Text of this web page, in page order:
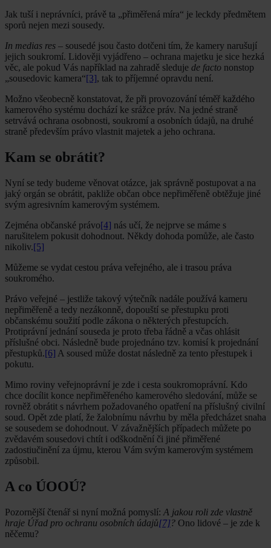
Jak tuší i neprávníci, právě ta „přiměřená míra“ je leckdy předmětem
sporů nejen mezi sousedy.
In medias res – sousedé jsou často dotčeni tím, že kamery narušují
jejich soukromí. Lidověji vyjádřeno – ochrana majetku je sice hezká
věc, ale pokud Vás například na zahradě sleduje de facto nonstop
„sousedovic kamera“[3], tak to příjemné opravdu není.
Možno všeobecně konstatovat, že při provozování téměř každého
kamerového systému dochází ke srážce práv. Na jedné straně
setrvává ochrana osobnosti, soukromí a osobních údajů, na druhé
straně především právo vlastnit majetek a jeho ochrana.
Kam se obrátit?
Nyní se tedy budeme věnovat otázce, jak správně postupovat a na
jaký orgán se obrátit, pakliže občan obce nepřiměřeně obtěžuje jiné
svým agresivním kamerovým systémem.
Zejména občanské právo[4] nás učí, že nejprve se máme s
narušitelem pokusit dohodnout. Někdy dohoda pomůže, ale často
nikoliv.[5]
Můžeme se vydat cestou práva veřejného, ale i trasou práva
soukromého.
Právo veřejné – jestliže takový výtečník nadále používá kameru
nepřiměřeně a tedy nezákonně, dopouští se přestupku proti
občanskému soužití podle zákona o některých přestupcích.
Protiprávní jednání souseda je proto třeba řádně a včas ohlásit
příslušné obci. Následně bude projednáno tzv. komisí k projednání
přestupků.[6] A soused může dostat následně za tento přestupek i
pokutu.
Mimo roviny veřejnoprávní je zde i cesta soukromoprávní. Kdo
chce docílit konce nepřiměřeného kamerového sledování, může se
rovněž obrátit s návrhem požadovaného opatření na příslušný civilní
soud. Opět zde platí, že žalobnímu návrhu by měla předcházet snaha
se sousedem se dohodnout. V závažnějších případech můžete po
zvědavém sousedovi chtít i odškodnění či jiné přiměřené
zadostiučinění za újmu, kterou Vám svým kamerovým systémem
způsobil.
A co ÚOOÚ?
Pozornější čtenář si nyní možná pomyslí: A jakou roli zde vlastně
hraje Úřad pro ochranu osobních údajů[7]? Ono lidové – je zde k
něčemu?